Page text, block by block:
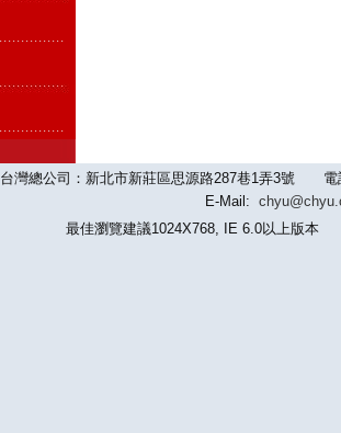
台灣總公司：新北市新莊區思源路287巷1弄3號
E-Mail:
最佳瀏覽建議1024X768, IE 6.0以上版本